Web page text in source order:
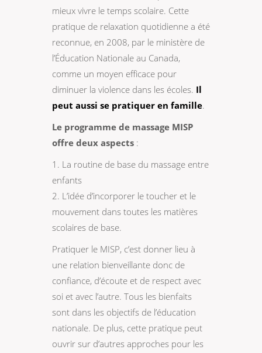
mieux vivre le temps scolaire. Cette
pratique de relaxation quotidienne a été
reconnue, en 2008, par le ministère de
l’Éducation Nationale au Canada,
comme un moyen efficace pour
diminuer la violence dans les écoles. Il
peut aussi se pratiquer en famille.
Le programme de massage MISP
offre deux aspects :
1. La routine de base du massage entre
enfants
2. L’idée d’incorporer le toucher et le
mouvement dans toutes les matières
scolaires de base.
Pratiquer le MISP, c’est donner lieu à
une relation bienveillante donc de
confiance, d’écoute et de respect avec
soi et avec l’autre. Tous les bienfaits
sont dans les objectifs de l’éducation
nationale. De plus, cette pratique peut
ouvrir sur d’autres approches pour les